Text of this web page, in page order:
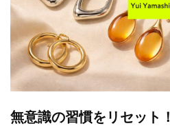
無意識の習慣をリセット！